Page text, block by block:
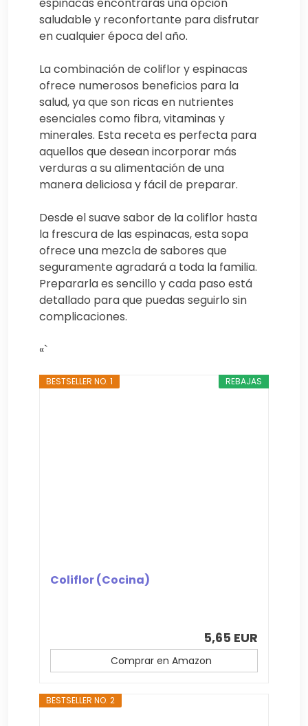
saludable y reconfortante para disfrutar
en cualquier época del año.
La combinación de coliflor y espinacas
ofrece numerosos beneficios para la
salud, ya que son ricas en nutrientes
esenciales como fibra, vitaminas y
minerales. Esta receta es perfecta para
aquellos que desean incorporar más
verduras a su alimentación de una
manera deliciosa y fácil de preparar.
Desde el suave sabor de la coliflor hasta
la frescura de las espinacas, esta sopa
ofrece una mezcla de sabores que
seguramente agradará a toda la familia.
Prepararla es sencillo y cada paso está
detallado para que puedas seguirlo sin
complicaciones.
«`
REBAJAS
BESTSELLER NO. 1
Coliflor (Cocina)
5,65 EUR
Comprar en Amazon
BESTSELLER NO. 2